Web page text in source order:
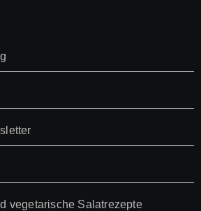
vegetarische Salatrezepte